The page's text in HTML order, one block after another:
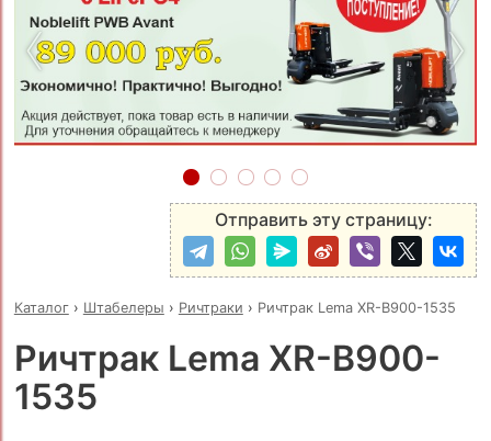
‹ ›
Отправить эту страницу:
Каталог› Штабелеры › Ричтраки › Ричтрак Lema XR-B900-1535
Ричтрак Lema XR-B900-
1535